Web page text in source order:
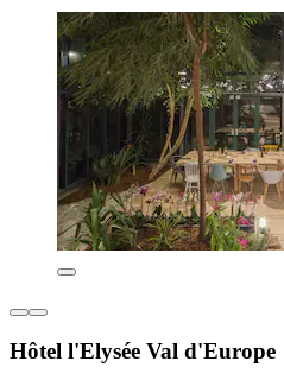
Hôtel l'Elysée Val d'Europe